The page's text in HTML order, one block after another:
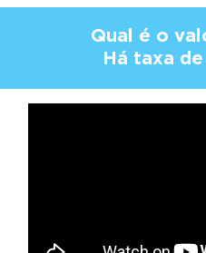
cada unidade. Entre em